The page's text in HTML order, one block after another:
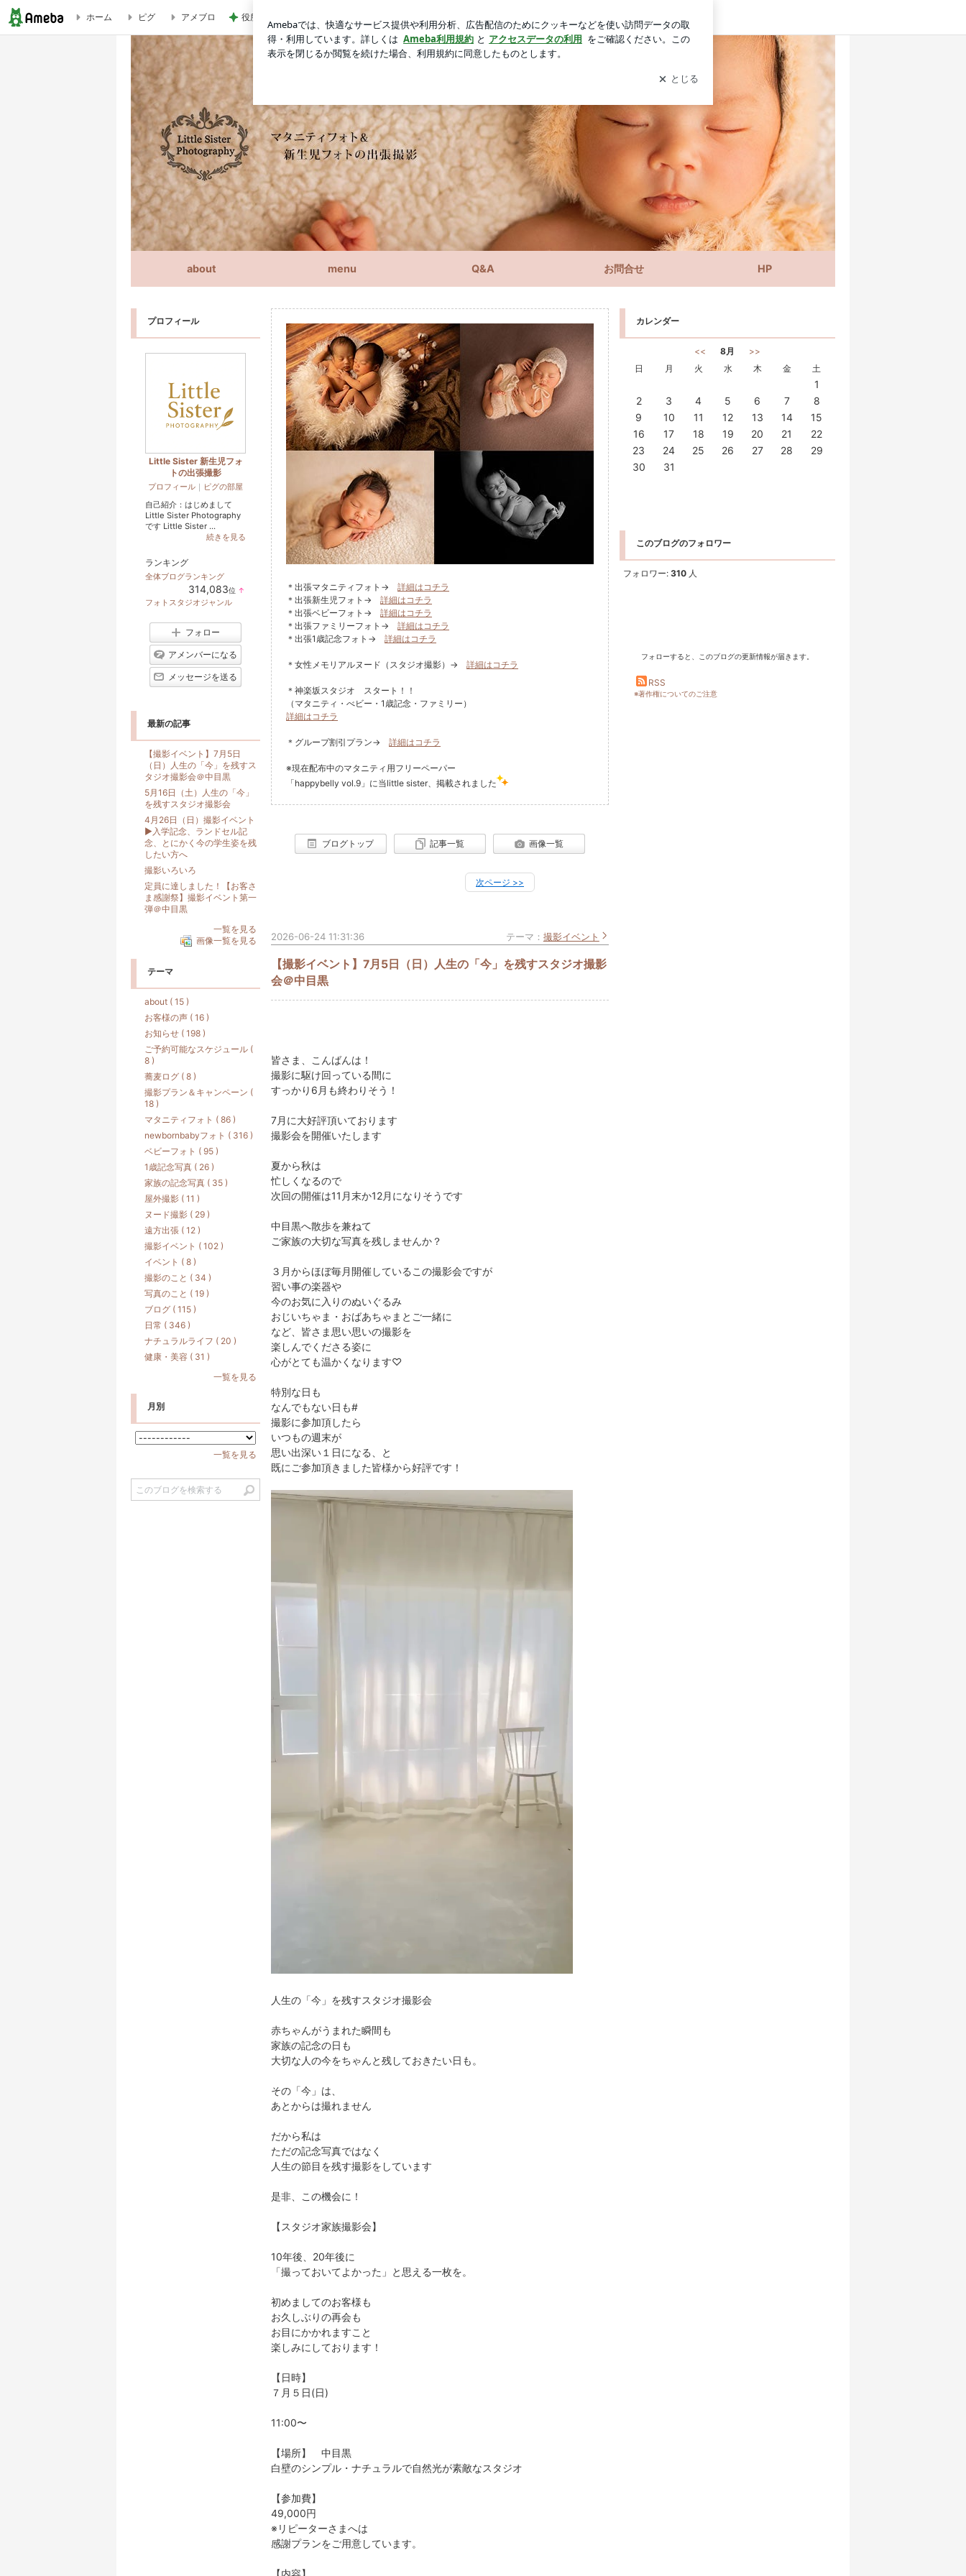
マタニティフォトとニューボーンフォトのLittle Sister Photography
ホーム ピグ アメブロ 役所の間違いで支払った娘の費用 ログイン
＊出張マタニティフォト→ 詳細はコチラ
＊出張新生児フォト→ 詳細はコチラ
＊出張ベビーフォト→ 詳細はコチラ
＊出張ファミリーフォト→ 詳細はコチラ
＊出張1歳記念フォト→ 詳細はコチラ
＊女性メモリアルヌード（スタジオ撮影）→ 詳細はコチラ
＊神楽坂スタジオ スタート！！
（マタニティ・べビー・1歳記念・ファミリー）
詳細はコチラ
＊グループ割引プラン→ 詳細はコチラ
※現在配布中のマタニティ用フリーペーパー
「happybelly vol.9」に当little sister、掲載されました
ブログトップ 記事一覧 画像一覧
次ページ >>
【撮影イベント】7月5日（日）人生の「今」を残すスタジオ撮影
会＠中目黒
2026-06-24 11:31:36 テーマ： 撮影イベント
皆さま、こんばんは！
撮影に駆け回っている間に
すっかり6月も終わりそう！
7月に大好評頂いております
撮影会を開催いたします
夏から秋は
忙しくなるので
次回の開催は11月末か12月になりそうです
中目黒へ散歩を兼ねて
ご家族の大切な写真を残しませんか？
３月からほぼ毎月開催しているこの撮影会ですが
習い事の楽器や
今のお気に入りのぬいぐるみ
おじいちゃま・おばあちゃまとご一緒に
など、皆さま思い思いの撮影を
楽しんでくださる姿に
心がとても温かくなります♡
特別な日も
なんでもない日も#
撮影に参加頂したら
いつもの週末が
思い出深い１日になる、と
既にご参加頂きました皆様から好評です！
人生の「今」を残すスタジオ撮影会
赤ちゃんがうまれた瞬間も
家族の記念の日も
大切な人の今をちゃんと残しておきたい日も。
その「今」は、
あとからは撮れません
だから私は
ただの記念写真ではなく
人生の節目を残す撮影をしています
是非、この機会に！
【スタジオ家族撮影会】
10年後、20年後に
「撮っておいてよかった」と思える一枚を。
初めましてのお客様も
お久しぶりの再会も
お目にかかれますこと
楽しみにしております！
【日時】
７月５日(日)
11:00〜
【場所】 中目黒
白壁のシンプル・ナチュラルで自然光が素敵なスタジオ
【参加費】
49,000円
※リピーターさまへは
感謝プランをご用意しています。
【内容】
カレンダー
<< 8月
>>
日
月 火 水 木 金 土
1
2
3 4 5 6 7
8
9
10 11 12 13 14
15
16
17 18 19 20 21
22
23
24 25 26 27 28
29
30
31
about menu Q&A お問合せ HP
このブログのフォロワー
フォロワー: 310 人
フォローすると、このブログの更新情報が届きます。
RSS
※著作権についてのご注意
プロフィール
Little Sister 新生児フォ
トの出張撮影
プロフィール ｜ ピグの部屋
自己紹介：はじめまして
Little Sister Photography
です Little Sister ...
続きを見る
ランキング
全体ブログランキング
314,083位 ↑
フォトスタジオジャンル
フォロー
アメンバーになる
メッセージを送る
最新の記事
【撮影イベント】7月5日
（日）人生の「今」を残すス
タジオ撮影会＠中目黒
5月16日（土）人生の「今」
を残すスタジオ撮影会
4月26日（日）撮影イベント
▶︎入学記念、ランドセル記
念、とにかく今の学生姿を残
したい方へ
撮影いろいろ
定員に達しました！【お客さ
ま感謝祭】撮影イベント第一
弾＠中目黒
一覧を見る
画像一覧を見る
テーマ
about ( 15 )
お客様の声 ( 16 )
お知らせ ( 198 )
ご予約可能なスケジュール (
8 )
蕎麦ログ ( 8 )
撮影プラン＆キャンペーン (
18 )
マタニティフォト ( 86 )
newbornbabyフォト ( 316 )
ベビーフォト ( 95 )
1歳記念写真 ( 26 )
家族の記念写真 ( 35 )
屋外撮影 ( 11 )
ヌード撮影 ( 29 )
遠方出張 ( 12 )
撮影イベント ( 102 )
イベント ( 8 )
撮影のこと ( 34 )
写真のこと ( 19 )
ブログ ( 115 )
日常 ( 346 )
ナチュラルライフ ( 20 )
健康・美容 ( 31 )
一覧を見る
月別
一覧を見る